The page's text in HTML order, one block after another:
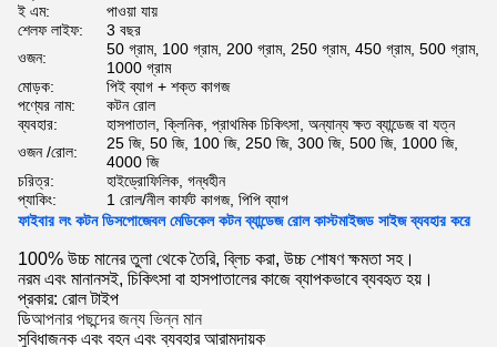
ই এম:
পাওয়া যায়
শেলফ লাইফ:
3 বছর
ওজন:
50 গ্রাম, 100 গ্রাম, 200 গ্রাম, 250 গ্রাম, 450 গ্রাম, 500 গ্রাম,
1000 গ্রাম
মোড়ক:
পিই ব্যাগ + শক্ত কাগজ
পণ্যের নাম:
কটন রোল
ব্যবহার:
হাসপাতাল, ক্লিনিক, প্রাথমিক চিকিৎসা, অন্যান্য ক্ষত ব্যান্ডেজ বা যত্ন
ওজন /রোল:
25 জি, 50 জি, 100 জি, 250 জি, 300 জি, 500 জি, 1000 জি,
4000 জি
চরিত্র:
হাইড্রোফিলিক, গন্ধহীন
প্যাকিং:
1 রোল/নীল কার্ফট কাগজ, পিপি ব্যাগ
ফাইবার লং কটন ডিসপোজেবল মেডিকেল কটন ব্যান্ডেজ রোল কাস্টমাইজড সাইজ ব্যবহার করে
100% উচ্চ মানের তুলা থেকে তৈরি, ব্লিচ করা, উচ্চ শোষণ ক্ষমতা সহ।
নরম এবং মানানসই, চিকিৎসা বা হাসপাতালের কাজে ব্যাপকভাবে ব্যবহৃত হয়।
প্রকার: রোল টাইপ
ডিআপনার পছন্দের জন্য ভিন্ন মান
সুবিধাজনক এবং বহন এবং ব্যবহার আরামদায়ক